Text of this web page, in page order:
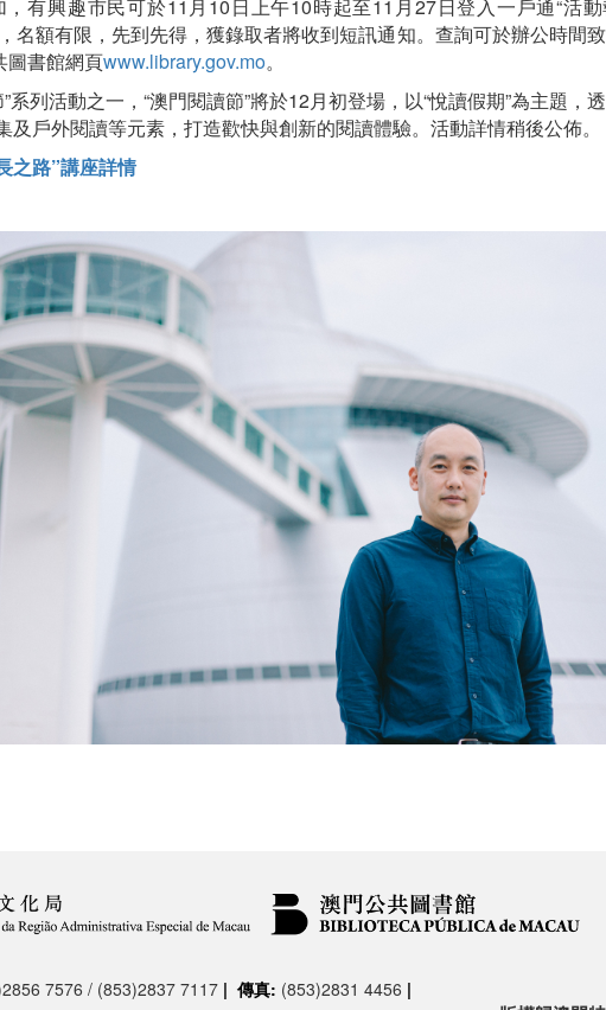
有興趣市民可於11月10日上午10時起至11月27日登入一戶通“活動
名額有限，先到先得，獲錄取者將收到短訊通知。查詢可於辦公時間
圖書館網頁www.library.gov.mo。
系列活動之一，“澳門閱讀節”將於12月初登場，以“悅讀假期”為主題，
戶外閱讀等元素，打造歡快與創新的閱讀體驗。活動詳情稍後公佈。
之路”講座詳情
7576 / (853)2837 7117 | 傳真: (853)2831 4456 |